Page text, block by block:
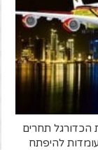
הכדורגל תחרים
להיפתח